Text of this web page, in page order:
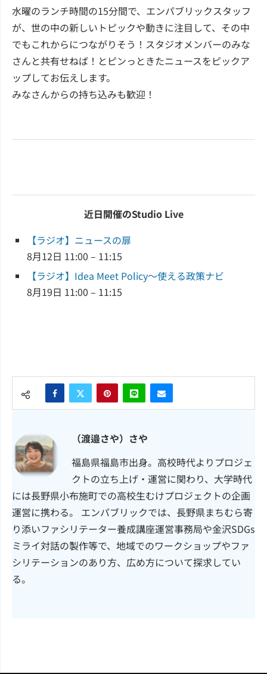
水曜のランチ時間の15分間で、エンパブリックスタッフ
が、世の中の新しいトピックや動きに注目して、その中
でもこれからにつながりそう！スタジオメンバーのみな
さんと共有せねば！とピンっときたニュースをピックア
ップしてお伝えします。
みなさんからの持ち込みも歓迎！
近日開催のStudio Live
【ラジオ】ニュースの扉
8月12日 11:00 – 11:15
【ラジオ】Idea Meet Policy～使える政策ナビ
8月19日 11:00 – 11:15
（渡邉さや）さや
福島県福島市出身。高校時代よりプロジェ
クトの立ち上げ・運営に関わり、大学時代
には長野県小布施町での高校生むけプロジェクトの企画
運営に携わる。 エンパブリックでは、長野県まちむら寄
り添いファシリテーター養成講座運営事務局や金沢SDGs
ミライ対話の製作等で、地域でのワークショップやファ
シリテーションのあり方、広め方について探求してい
る。